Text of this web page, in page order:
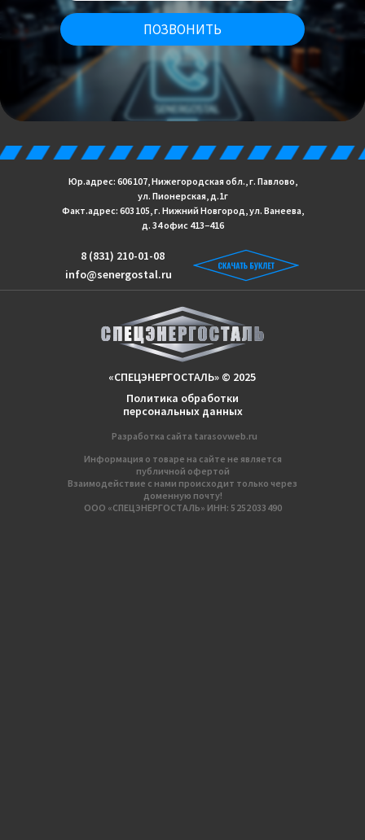
ПОЗВОНИТЬ
Информация о товаре на сайте не является
публичной офертой
Взаимодействие с нами происходит только через
доменную почту!
ООО «СПЕЦЭНЕРГОСТАЛЬ» ИНН: 5 252 033 490
Разработка сайтa tarasovweb.ru
Политика обработки
персональных данных
«СПЕЦЭНЕРГОСТАЛЬ» © 2025
info@senergostal.ru
8 (831) 210-01-08
Юр.адрес: 606 107, Нижегородская обл., г. Павлово,
ул. Пионерская, д.1г
Факт.адрес: 603 105, г. Нижний Новгород, ул. Ванеева,
д. 34 офис 413−416